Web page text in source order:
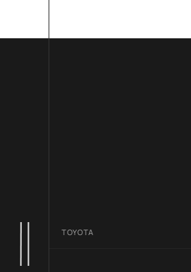
TOYOTA